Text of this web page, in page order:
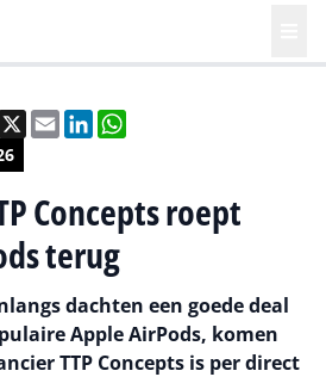
X EmailLinkedIn
Concepts roept
terug
dachten een goede deal
Apple AirPods, komen
TTP Concepts is per direct